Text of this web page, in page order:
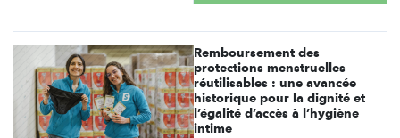
Remboursement des
protections menstruelles
réutilisables : une avancée
historique pour la dignité et
l’égalité d’accès à l’hygiène
intime